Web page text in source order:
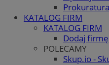
KATALOG FIRM
KATALOG FIRM
Dodaj
POLECAMY
Skup.io -